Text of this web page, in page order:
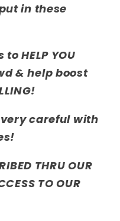
in these
HELP YOU
& help boost
careful with
THRU OUR
TO OUR